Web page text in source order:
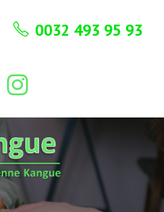
0032 493 95 93